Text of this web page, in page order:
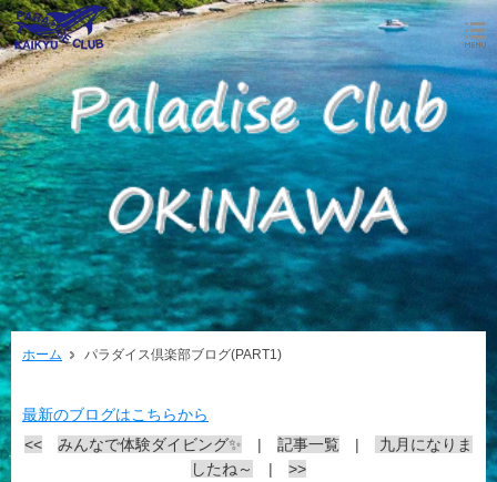
ホーム パラダイス倶楽部ブログ(PART1)
最新のブログはこちらから
<<
みんなで体験ダイビング✨ | 記事一覧 |
九月になりま
したね～
| >>